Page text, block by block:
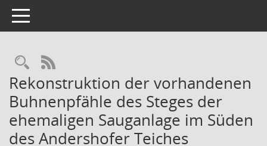
Toggle navigation
Rechercheauswahl
RSS-Feed
Rekonstruktion der vorhandenen
Buhnenpfähle des Steges der
ehemaligen Sauganlage im Süden
des Andershofer Teiches